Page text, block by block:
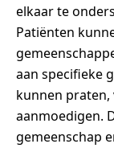
elkaar te
Patiënten
aan specifieke
kunnen praten,
aanmoedigen.
gemeenschap